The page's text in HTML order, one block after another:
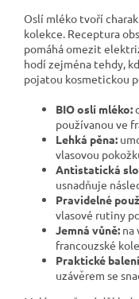
Oslí mléko tvoří
kolekce. Receptura
pomáhá omezit
hodí zejména tehdy,
pojatou kosmetickou
BIO oslí mléko:
používanou ve
Lehká pěna:
vlasovou
Antistatická
usnadňuje
Pravidelné
vlasové rutiny
Jemná vůně: na
francouzské
Praktické
uzávěrem se